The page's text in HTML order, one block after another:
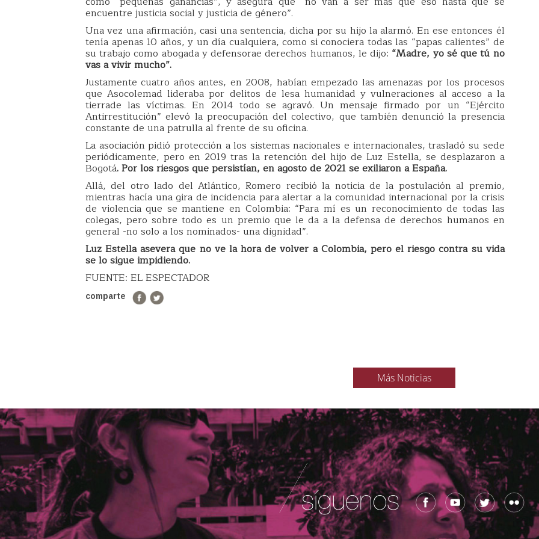
encuentre justicia social y justicia de género”.
Una vez una afirmación, casi una sentencia, dicha por su hijo la alarmó. En ese entonces él
tenía apenas 10 años, y un día cualquiera, como si conociera todas las “papas calientes” de
su trabajo como abogada y defensorae derechos humanos, le dijo: “Madre, yo sé que tú no
vas a vivir mucho”.
Justamente cuatro años antes, en 2008, habían empezado las amenazas por los procesos
que Asocolemad lideraba por delitos de lesa humanidad y vulneraciones al acceso a la
tierrade las víctimas. En 2014 todo se agravó. Un mensaje firmado por un “Ejército
Antirrestitución” elevó la preocupación del colectivo, que también denunció la presencia
constante de una patrulla al frente de su oficina.
La asociación pidió protección a los sistemas nacionales e internacionales, trasladó su sede
periódicamente, pero en 2019 tras la retención del hijo de Luz Estella, se desplazaron a
Bogotá. Por los riesgos que persistían, en agosto de 2021 se exiliaron a España.
Allá, del otro lado del Atlántico, Romero recibió la noticia de la postulación al premio,
mientras hacía una gira de incidencia para alertar a la comunidad internacional por la crisis
de violencia que se mantiene en Colombia: “Para mí es un reconocimiento de todas las
colegas, pero sobre todo es un premio que le da a la defensa de derechos humanos en
general -no solo a los nominados- una dignidad”.
Luz Estella asevera que no ve la hora de volver a Colombia, pero el riesgo contra su vida
se lo sigue impidiendo.
FUENTE: EL ESPECTADOR
comparte
Más Noticias